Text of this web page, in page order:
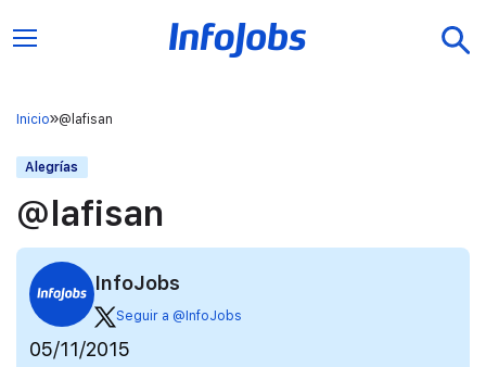
Inicio @lafisan
Alegrías
@lafisan
InfoJobs
Seguir a @InfoJobs
05/11/2015